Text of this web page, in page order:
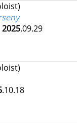
2025.09.29
.10.18